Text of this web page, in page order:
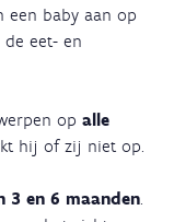
een baby aan op
eet- en
op alle
hij of zij niet op.
3 en 6 maanden